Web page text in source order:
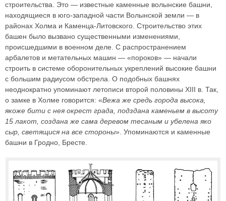
строительства. Это — известные каменные волынские башни,
находящиеся в юго-западной части Волынской земли — в
районах Холма и Каменца-Литовского. Строительство этих
башен было вызвано существенными изменениями,
происшедшими в военном деле. С распространением
арбалетов и метательных машин — «пороков» — начали
строить в системе оборонительных укреплений высокие башни
с большим радиусом обстрела. О подобных башнях
неоднократно упоминают летописи второй половины XIII в. Так,
о замке в Холме говорится: «Вежа же средь города высока,
якоже бити с нея окрест града, подздана каменьем в высоту
15 лакот, создана же сама деревом тесаным и убелена яко
сыр, светящися на все стороны». Упоминаются и каменные
башни в Гродно, Бресте.